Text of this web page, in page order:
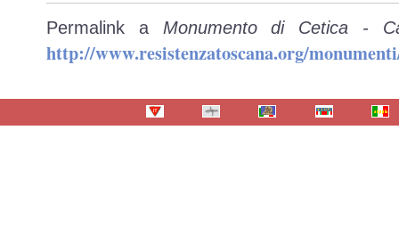
Permalink a Monumento di Cetica -
http://www.resistenzatoscana.org/